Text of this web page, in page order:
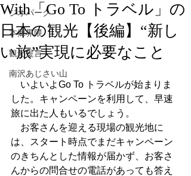
ジオパーク
本郷界隈
観光提言
南沢あじさい山
With「Go To トラベル」の
日本の観光【後編】“新し
い旅”実現に必要なこと
いよいよGo To トラベルが始まりま
した。キャンペーンを利用して、早速
旅に出た人もいるでしょう。
お客さんを迎える現場の観光地に
は、スタート時点でまだキャンペーン
のきちんとした情報が届かず、お客さ
んからの問合せの電話があっても答え